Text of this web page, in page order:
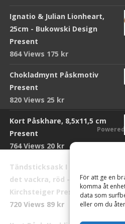
För att ge en
komma åt
data som
eller om du
Ignatio & Julian Lionheart,
25cm - Bukowski Design
Present
864 Views 175 kr
Chokladmynt Påskmotiv
Present
820 Views 25 kr
Kort Påskhare, 8,5x11,5 cm
Present
764 Views 20 kr
Tändsticksask I den enkla bor
det vackra, röd - Ernst
Kirchsteiger Present
720 Views 89 kr